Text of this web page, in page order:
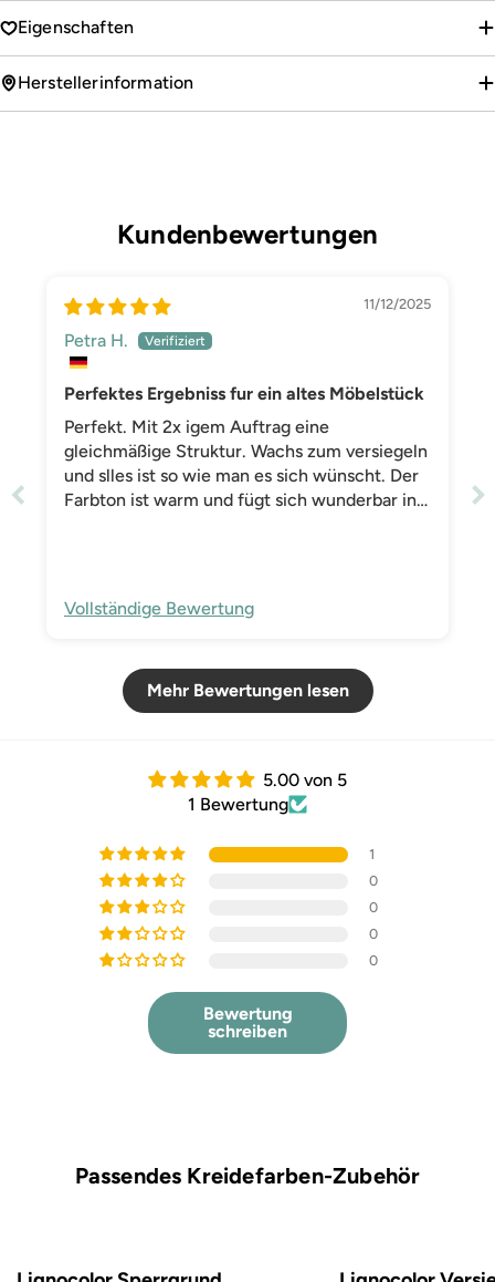
Eigenschaften
Herstellerinformation
Kundenbewertungen
11/12/2025
Petra H.
Perfektes Ergebniss fur ein altes Möbelstück
Perfekt. Mit 2x igem Auftrag eine
gleichmäßige Struktur. Wachs zum versiegeln
und slles ist so wie man es sich wünscht. Der
Farbton ist warm und fügt sich wunderbar in
Vollständige Bewertung
Mehr Bewertungen lesen
5.00 von 5
1 Bewertung
1
0
0
0
0
Bewertung
schreiben
Passendes Kreidefarben-Zubehör